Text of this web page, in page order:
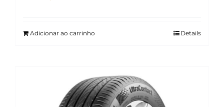
Adicionar ao carrinho Details